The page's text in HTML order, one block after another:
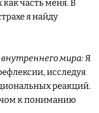
часть меня. В
я найду
внутреннего мира:Я
исследуя
реакций.
к пониманию